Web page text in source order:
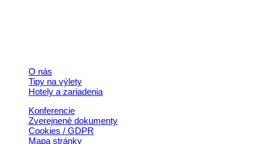
O nás
Tipy na výlety
Hotely a zariadenia
Konferencie
Zverejnené dokumenty
Cookies / GDPR
Mapa stránky